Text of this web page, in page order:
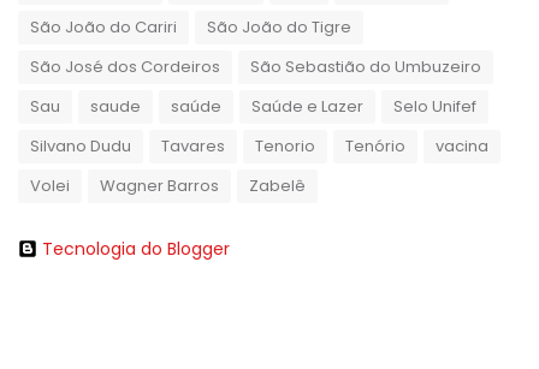
São João do Cariri
São João do Tigre
São José dos Cordeiros
São Sebastião do Umbuzeiro
Sau
saude saúde Saúde e Lazer
Selo Unifef
Silvano Dudu
Tavares Tenorio Tenório
vacina
Volei
Wagner Barros Zabelê
Tecnologia do Blogger